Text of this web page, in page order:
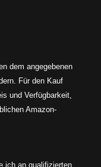
dem angegebenen
Für den Kauf
und Verfügbarkeit,
Amazon-
ich an qualifizierten